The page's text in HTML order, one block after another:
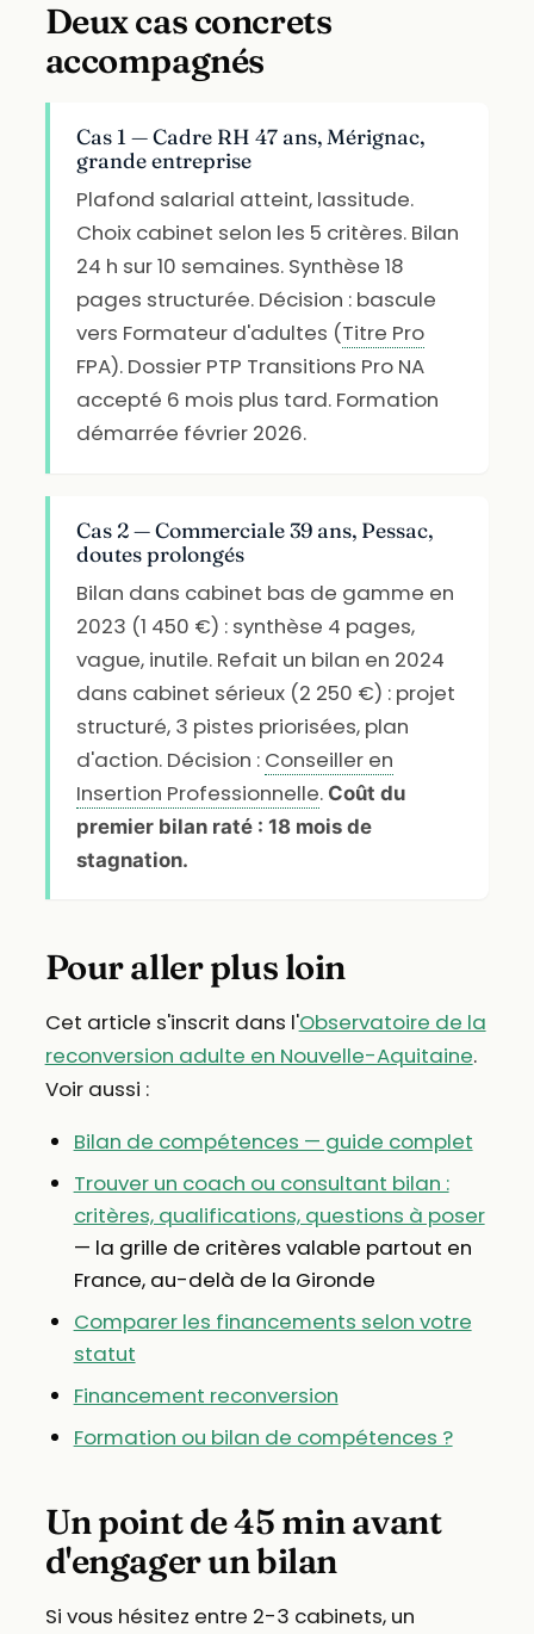
Deux cas concrets
accompagnés
Cas 1 — Cadre RH 47 ans, Mérignac,
grande entreprise
Plafond salarial atteint, lassitude.
Choix cabinet selon les 5 critères. Bilan
24 h sur 10 semaines. Synthèse 18
pages structurée. Décision : bascule
vers Formateur d'adultes (Titre Pro
FPA). Dossier PTP Transitions Pro NA
accepté 6 mois plus tard. Formation
démarrée février 2026.
Cas 2 — Commerciale 39 ans, Pessac,
doutes prolongés
Bilan dans cabinet bas de gamme en
2023 (1 450 €) : synthèse 4 pages,
vague, inutile. Refait un bilan en 2024
dans cabinet sérieux (2 250 €) : projet
structuré, 3 pistes priorisées, plan
d'action. Décision : Conseiller en
Insertion Professionnelle. Coût du
premier bilan raté : 18 mois de
stagnation.
Pour aller plus loin
Cet article s'inscrit dans l'Observatoire de la
reconversion adulte en Nouvelle-Aquitaine.
Voir aussi :
Bilan de compétences — guide complet
Trouver un coach ou consultant bilan :
critères, qualifications, questions à poser
— la grille de critères valable partout en
France, au-delà de la Gironde
Comparer les financements selon votre
statut
Financement reconversion
Formation ou bilan de compétences ?
Un point de 45 min avant
d'engager un bilan
Si vous hésitez entre 2-3 cabinets, un